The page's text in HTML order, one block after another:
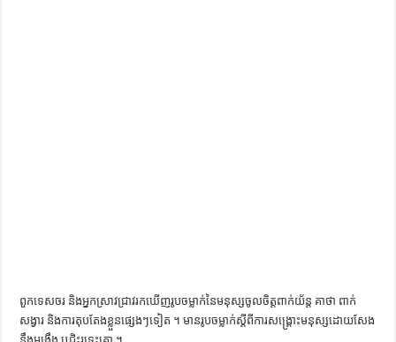
ពួក​ទេសចរ​ និង​អ្នក​ស្រាវជ្រាវ​រក​ឃើញ​រូបចម្លាក់​នៃ​មនុស្ស​ចូល​ចិត្ដ​ពាក់​យ័ន្ដ​ គាថា​ ​ពាក់​
សង្វារ​ និង​ការ​តុបតែង​ខ្លួន​ផ្សេងៗ​ទៀត ។​ ​មាន​រូបចម្លាក់​ស្ដីពី​ការ​សង្គ្រោះ​មនុស្ស​ដោយ​សែង​